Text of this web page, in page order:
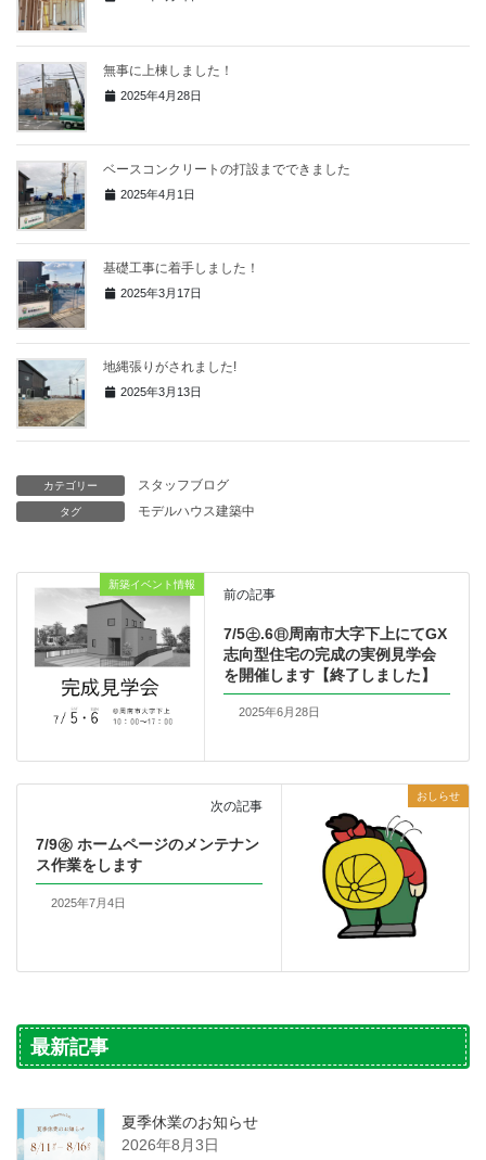
無事に上棟しました！
2025年4月28日
ベースコンクリートの打設までできました
2025年4月1日
基礎工事に着手しました！
2025年3月17日
地縄張りがされました!
2025年3月13日
カテゴリー スタッフブログ
タグ モデルハウス建築中
新築イベント情報
前の記事
7/5㊏.6㊐周南市大字下上にてGX
志向型住宅の完成の実例見学会
を開催します【終了しました】
2025年6月28日
おしらせ
次の記事
7/9㊌ ホームページのメンテナン
ス作業をします
2025年7月4日
最新記事
夏季休業のお知らせ
2026年8月3日